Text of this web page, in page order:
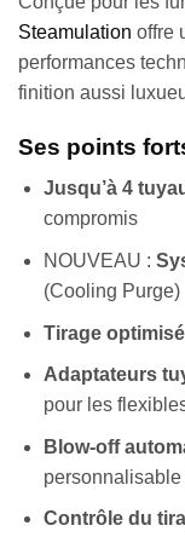
Steamulation offre
performances
finition aussi
Ses points
Jusqu’à 4
compromis
NOUVEAU :
(Cooling Purge)
Tirage optimisé
Adaptateurs
pour les
Blow-off
Contrôle du